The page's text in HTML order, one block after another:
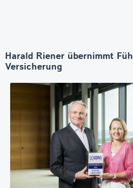
Harald Riener übernimmt
Versicherung